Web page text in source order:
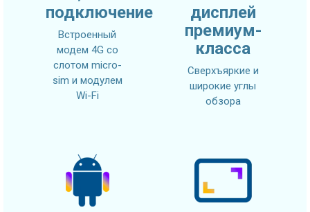
подключение
Встроенный
модем 4G со
слотом micro-
sim и модулем
Wi-Fi
дисплей
премиум-
класса
Сверхъяркие и
широкие углы
обзора